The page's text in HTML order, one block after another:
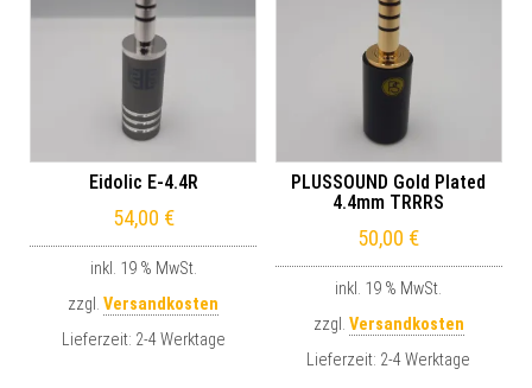
Eidolic E-4.4R
54,00 €
inkl. 19 % MwSt.
zzgl.Versandkosten
Lieferzeit: 2-4 Werktage
PLUSSOUND Gold Plated
4.4mm TRRRS
50,00 €
inkl. 19 % MwSt.
zzgl. Versandkosten
Lieferzeit: 2-4 Werktage